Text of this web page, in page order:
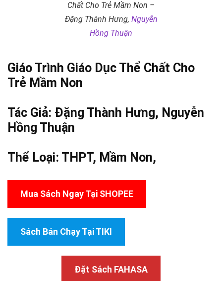
Chất Cho Trẻ Mầm Non –
Đặng Thành Hưng, Nguyễn
Hồng Thuận
Giáo Trình Giáo Dục Thể Chất Cho
Trẻ Mầm Non
Tác Giả: Đặng Thành Hưng, Nguyễn
Hồng Thuận
Thể Loại: THPT, Mầm Non,
Mua Sách Ngay Tại SHOPEE
Sách Bán Chạy Tại TIKI
Đặt Sách FAHASA